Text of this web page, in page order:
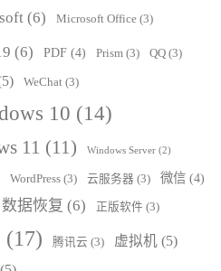
(6) Microsoft Office (3)
(6) PDF (4) Prism (3) QQ (3)
WeChat (3)
10 (14)
11 (11) Windows Server (2)
WordPress (3) 云服务器 (3) 微信 (4)
数据恢复 (6) 正版软件 (3)
(17) 腾讯云 (3) 虚拟机 (5)